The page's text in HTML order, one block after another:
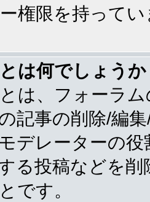
権限を持ってい
は何でしょうか
は、フォーラ
記事の削除/編
デレーターの
る投稿などを
です。